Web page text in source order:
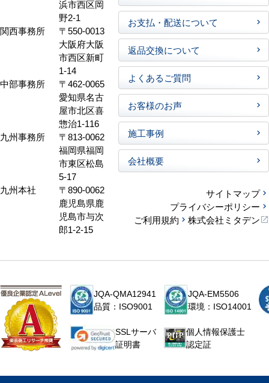
浜市西区岡
野2-1
関西事務所
〒550-0013
大阪府大阪
市西区新町
1-14
中部事務所
〒462-0065
愛知県名古
屋市北区喜
惣治1-116
九州事務所
〒813-0062
福岡県福岡
市東区松島
5-17
九州本社
〒890-0062
鹿児島県鹿
児島市与次
郎1-2-15
お支払・配送について
返品交換について
よくあるご質問
お客様のお声
施工事例
会社概要
サイトマップ
プライバシーポリシー
ご利用規約
株式会社ミタデン
JQA-QMA12941
品質：ISO9001
JQA-EM5506
環境：ISO14001
SSLサーバ
証明書
個人情報保護士
認定証